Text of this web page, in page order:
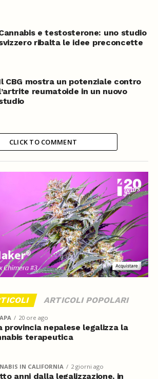
e testosterone: uno studio
ribalta le idee preconcette
CBG mostra un potenziale contro
reumatoide in un nuovo
CLICK TO COMMENT
ARTICOLI POPOLARI
20 ore ago
provincia nepalese legalizza la
terapeutica
IN CALIFORNIA 2 giorni ago
anni dalla legalizzazione, in